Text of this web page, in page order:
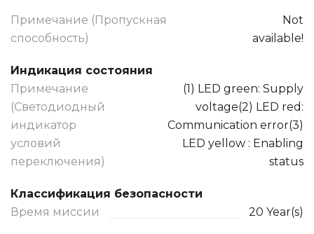
Примечание (Пропускная
способность)
Not
available!
Индикация состояния
Примечание
(Светодиодный
индикатор
условий
переключения)
(1) LED green: Supply
voltage(2) LED red:
Communication error(3)
LED yellow : Enabling
status
Классификация безопасности
Время миссии
20 Year(s)